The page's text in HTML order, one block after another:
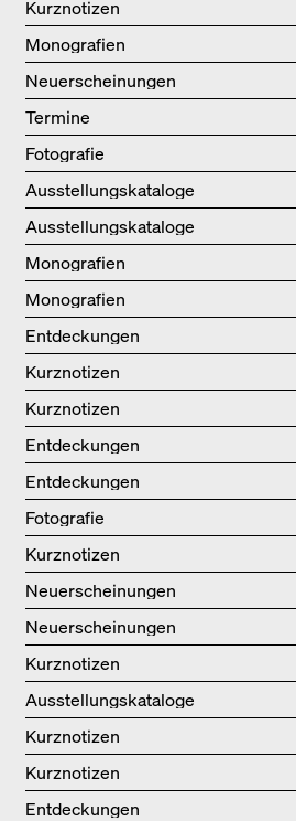
Kurznotizen
Monografien
Neuerscheinungen
Termine
Fotografie
Ausstellungs­kataloge
Ausstellungs­kataloge
Monografien
Monografien
Entdeckungen
Kurznotizen
Kurznotizen
Entdeckungen
Entdeckungen
Fotografie
Kurznotizen
Neuerscheinungen
Neuerscheinungen
Kurznotizen
Ausstellungs­kataloge
Kurznotizen
Kurznotizen
Entdeckungen